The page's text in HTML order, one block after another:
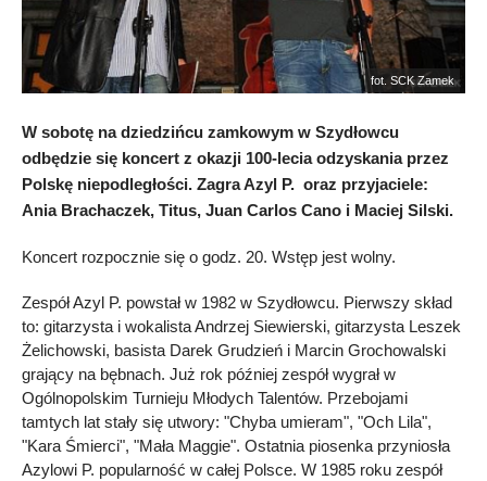
fot. SCK Zamek
W sobotę na dziedzińcu zamkowym w Szydłowcu
odbędzie się koncert z okazji 100-lecia odzyskania przez
Polskę niepodległości. Zagra Azyl P. oraz przyjaciele:
Ania Brachaczek, Titus, Juan Carlos Cano i Maciej Silski.
Koncert rozpocznie się o godz. 20. Wstęp jest wolny.
Zespół Azyl P. powstał w 1982 w Szydłowcu. Pierwszy skład
to: gitarzysta i wokalista Andrzej Siewierski, gitarzysta Leszek
Żelichowski, basista Darek Grudzień i Marcin Grochowalski
grający na bębnach. Już rok później zespół wygrał w
Ogólnopolskim Turnieju Młodych Talentów. Przebojami
tamtych lat stały się utwory: "Chyba umieram", "Och Lila",
"Kara Śmierci", "Mała Maggie". Ostatnia piosenka przyniosła
Azylowi P. popularność w całej Polsce. W 1985 roku zespół